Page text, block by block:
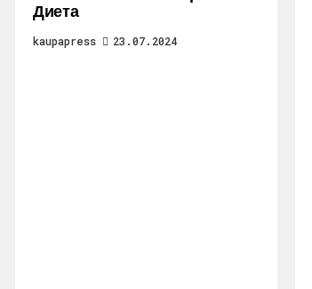
Диета
kaupapress 23.07.2024